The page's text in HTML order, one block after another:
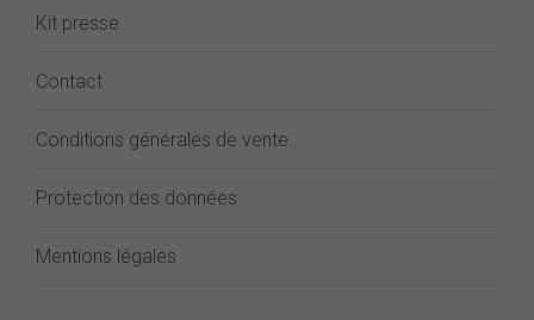
Kit presse
Contact
Conditions générales de vente
Protection des données
Mentions légales